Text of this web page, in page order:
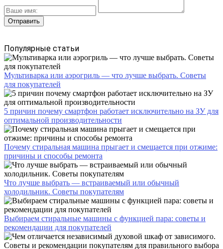
Популярные статьи
Мультиварка или аэрогриль — что лучше выбрать. Советы
для покупателей
5 причин почему смартфон работает исключительно на ЗУ для
оптимальной производительности
Почему стиральная машина прыгает и смещается при отжиме:
причины и способы ремонта
Что лучше выбрать — встраиваемый или обычный
холодильник. Советы покупателям
Выбираем стиральные машины с функцией пара: советы и
рекомендации для покупателей